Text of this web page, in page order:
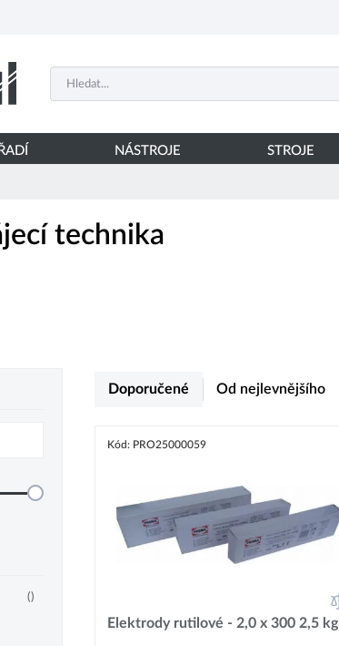
NÁSTROJE STROJE
technika
()
Doporučené Od nejlevnějšího
Kód: PRO25000059
Elektrody rutilové - 2,0 x 300 2,5 kg